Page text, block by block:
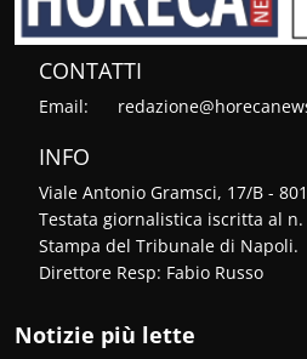
CONTATTI
Email:
INFO
Viale Antonio Gramsci, 17/B -
Testata giornalistica iscritta al
Stampa del Tribunale di Napoli.
Direttore Resp: Fabio Russo
Notizie più lette